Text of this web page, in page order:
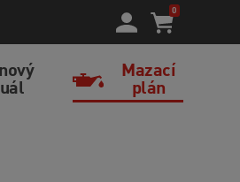
0
Mazací
plán